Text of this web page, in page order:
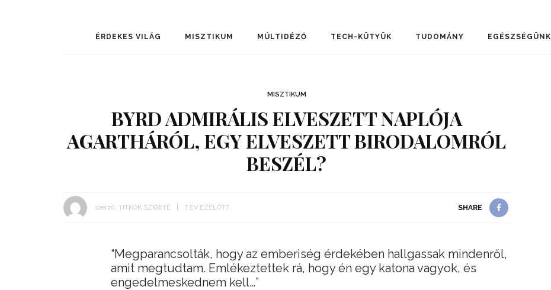
ÉRDEKES VILÁG MISZTIKUM MÚLTIDÉZŐ TECH-KÜTYÜK TUDOMÁNY EGÉSZSÉGÜNK
MISZTIKUM
BYRD ADMIRÁLIS ELVESZETT NAPLÓJA
AGARTHÁRÓL, EGY ELVESZETT BIRODALOMRÓL
BESZÉL?
szerző: TITKOK SZIGETE 7 ÉV EZELŐTT SHARE
“Megparancsolták, hogy az emberiség érdekében hallgassak mindenről,
amit megtudtam. Emlékeztettek rá, hogy én egy katona vagyok, és
engedelmeskednem kell…”